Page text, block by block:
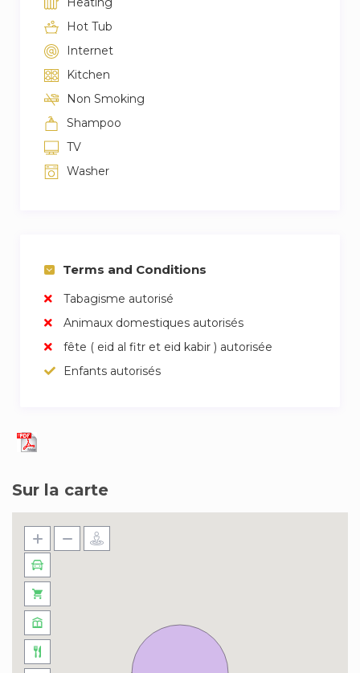
Hot Tub
Internet
Kitchen
Non Smoking
Shampoo
TV
Washer
Terms and Conditions
Tabagisme autorisé
Animaux domestiques autorisés
fête ( eid al fitr et eid kabir ) autorisée
Enfants autorisés
Sur la carte